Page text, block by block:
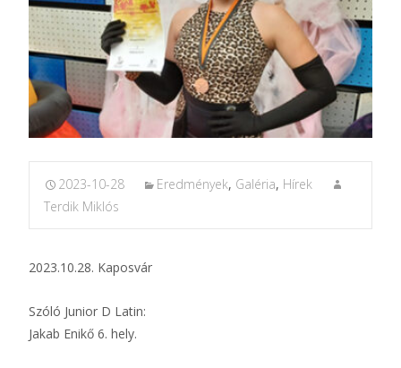
2023-10-28 Eredmények, Galéria, Hírek
Terdik Miklós
2023.10.28. Kaposvár
Szóló Junior D Latin:
Jakab Enikő 6. hely.